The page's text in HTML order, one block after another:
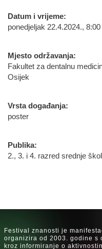
Datum i vrijeme:
ponedjeljak 22.4.2024.,
Mjesto održavanja:
Fakultet za dentalnu
Osijek
Vrsta događanja:
poster
Publika:
2., 3. i 4. razred srednje
Festival znanosti je
organizira od 2003. godine s
kroz informiranje o